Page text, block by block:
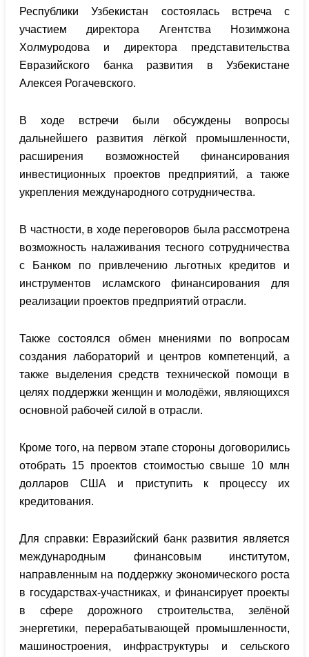
Республики Узбекистан состоялась встреча с
участием директора Агентства Нозимжона
Холмуродова и директора представительства
Евразийского банка развития в Узбекистане
Алексея Рогачевского.
В ходе встречи были обсуждены вопросы
дальнейшего развития лёгкой промышленности,
расширения возможностей финансирования
инвестиционных проектов предприятий, а также
укрепления международного сотрудничества.
В частности, в ходе переговоров была рассмотрена
возможность налаживания тесного сотрудничества
с Банком по привлечению льготных кредитов и
инструментов исламского финансирования для
реализации проектов предприятий отрасли.
Также состоялся обмен мнениями по вопросам
создания лабораторий и центров компетенций, а
также выделения средств технической помощи в
целях поддержки женщин и молодёжи, являющихся
основной рабочей силой в отрасли.
Кроме того, на первом этапе стороны договорились
отобрать 15 проектов стоимостью свыше 10 млн
долларов США и приступить к процессу их
кредитования.
Для справки: Евразийский банк развития является
международным финансовым институтом,
направленным на поддержку экономического роста
в государствах-участниках, и финансирует проекты
в сфере дорожного строительства, зелёной
энергетики, перерабатывающей промышленности,
машиностроения, инфраструктуры и сельского